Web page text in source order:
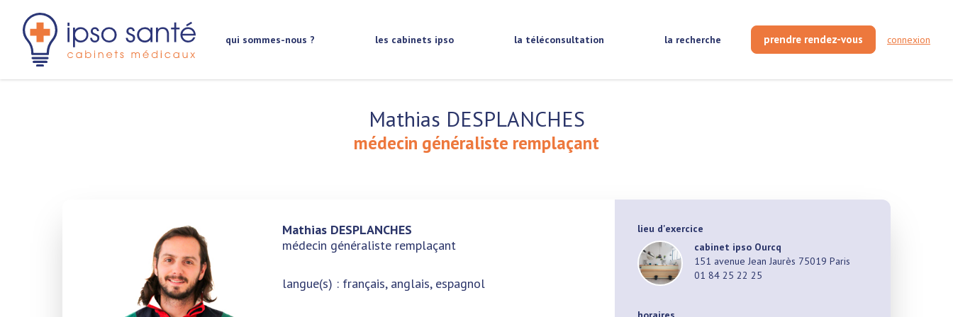
qui sommes-nous ? les cabinets ipso la téléconsultation la recherche prendre rendez-vous connexion
Mathias DESPLANCHES
médecin généraliste remplaçant
Mathias DESPLANCHES
médecin généraliste remplaçant
langue(s) : français, anglais, espagnol
lieu d'exercice
cabinet ipso Ourcq
151 avenue Jean Jaurès 75019 Paris
01 84 25 22 25